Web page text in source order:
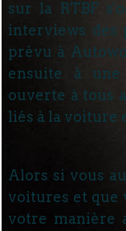
sur la RTBF
interviews des
prévu à
ensuite à une
ouverte à tous
liés à la voiture
Alors si vous
voitures et que
votre manière